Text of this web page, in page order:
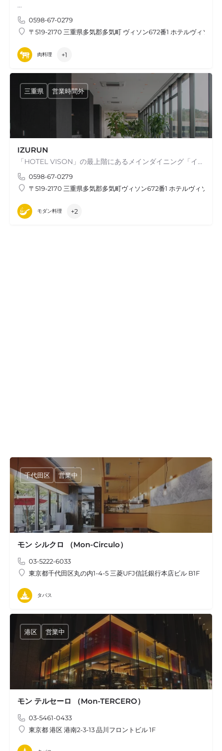
…
0598-67-0279
〒519-2170 三重県多気郡多気町 ヴィソン672番1 ホテルヴィソン
肉料理 +1
IZURUN
「HOTEL VISON」の最上階にあるメインダイニング「イスルン」は、世界一の美食の街と知られるスペイン・サンセバスチャン市の食文化に敬意を払い、三重県・スペインの最高食材をお楽しみいただけます。
0598-67-0279
〒519-2170 三重県多気郡多気町ヴィソン672番1 ホテルヴィソン
三重県 営業時間外
モダン料理 +2
モン シルクロ （Mon-Circulo）
03-5222-6033
東京都千代田区丸の内1-4-5 三菱UFJ信託銀行本店ビル B1F
千代田区 営業中
タパス
モン テルセーロ （Mon-TERCERO）
03-5461-0433
東京都 港区 港南2-3-13 品川フロントビル 1F
港区 営業中